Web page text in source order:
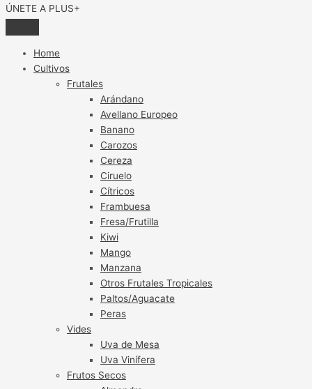
ÚNETE A PLUS+
Home
Cultivos
Frutales
Arándano
Avellano Europeo
Banano
Carozos
Cereza
Ciruelo
Cítricos
Frambuesa
Fresa/Frutilla
Kiwi
Mango
Manzana
Otros Frutales Tropicales
Paltos/Aguacate
Peras
Vides
Uva de Mesa
Uva Vinífera
Frutos Secos